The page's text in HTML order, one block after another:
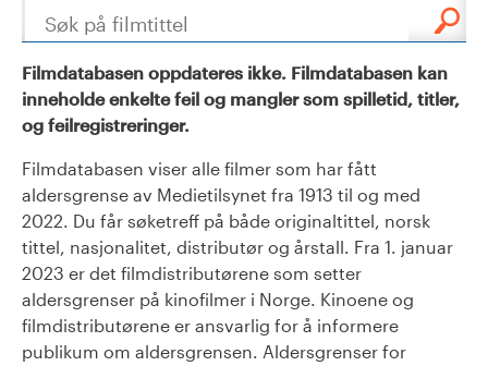
Søk
Filmdatabasen oppdateres ikke. Filmdatabasen kan
inneholde enkelte feil og mangler som spilletid, titler,
og feilregistreringer.
Filmdatabasen viser alle filmer som har fått
aldersgrense av Medietilsynet fra 1913 til og med
2022. Du får søketreff på både originaltittel, norsk
tittel, nasjonalitet, distributør og årstall. Fra 1. januar
2023 er det filmdistributørene som setter
aldersgrenser på kinofilmer i Norge. Kinoene og
filmdistributørene er ansvarlig for å informere
publikum om aldersgrensen. Aldersgrenser for